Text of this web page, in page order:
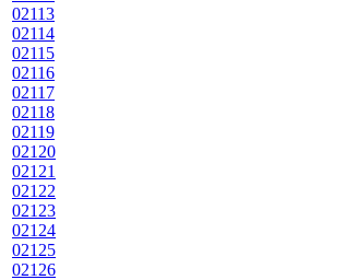
02113
02114
02115
02116
02117
02118
02119
02120
02121
02122
02123
02124
02125
02126